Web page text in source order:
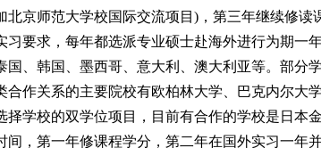
北京师范大学校国 际交流项目 ) ，第三年继续修读
习要求，每年都选派专业硕士赴海外进行为期一
国、韩国、墨西哥、意大利、澳大利亚等。部
作关系的主要院校有欧柏林大学、巴克内尔大
择学校的双学位项目，目前有合作的学校是日本
间，第一年修课程学分，第二年在国外实习一